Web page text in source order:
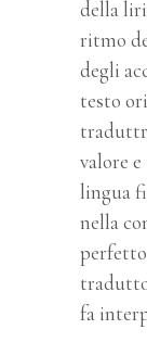
della
ritmo
degli
testo
valore
lingua
nella
perfetto
fa